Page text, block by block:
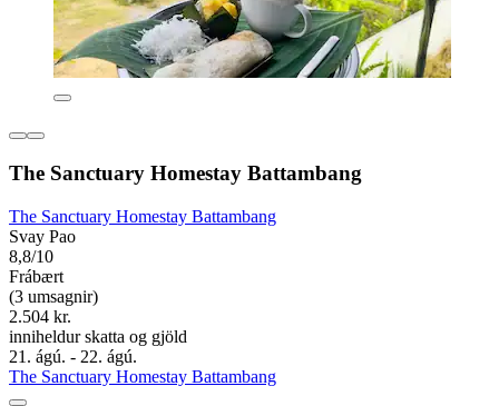
The Sanctuary Homestay Battambang
The Sanctuary Homestay Battambang
Svay Pao
8,8/10
Frábært
(3 umsagnir)
2.504 kr.
inniheldur skatta og gjöld
21. ágú. - 22. ágú.
The Sanctuary Homestay Battambang